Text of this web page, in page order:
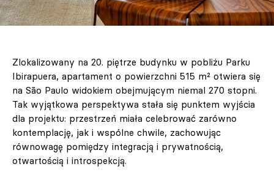
Zlokalizowany na 20. piętrze budynku w pobliżu Parku
Ibirapuera, apartament o powierzchni 515 m² otwiera się
na São Paulo widokiem obejmującym niemal 270 stopni.
Tak wyjątkowa perspektywa stała się punktem wyjścia
dla projektu: przestrzeń miała celebrować zarówno
kontemplację, jak i wspólne chwile, zachowując
równowagę pomiędzy integracją i prywatnością,
otwartością i introspekcją.